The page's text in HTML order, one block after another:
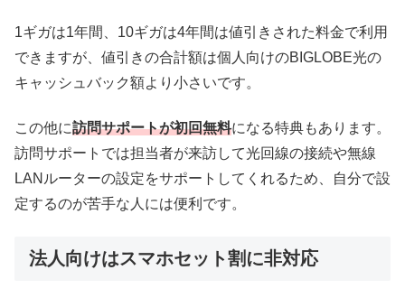
1ギガは1年間、10ギガは4年間は値引きされた料金で利用
できますが、値引きの合計額は個人向けのBIGLOBE光の
キャッシュバック額より小さいです。
この他に訪問サポートが初回無料になる特典もあります。
訪問サポートでは担当者が来訪して光回線の接続や無線
LANルーターの設定をサポートしてくれるため、自分で設
定するのが苦手な人には便利です。
法人向けはスマホセット割に非対応